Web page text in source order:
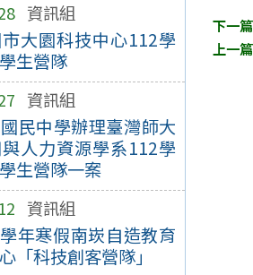
資訊組
大園科技中心112學
生營隊
資訊組
民中學辦理臺灣師大
人力資源學系112學
生營隊一案
資訊組
年寒假南崁自造教育
「科技創客營隊」